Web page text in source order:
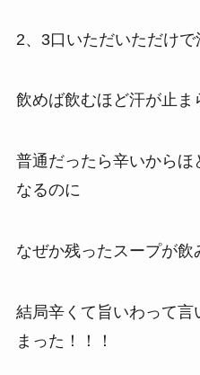
2、3口いただいただけで
飲めば飲むほど汗が止ま
普通だったら辛いからほ
なるのに
なぜか残ったスープが飲
結局辛くて旨いわって言
まった！！！